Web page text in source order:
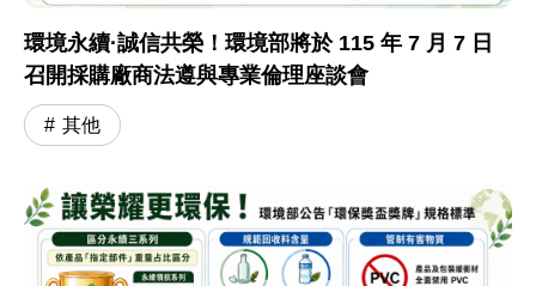
環境永續·誠信共榮！環境部將於 115 年 7 月 7 日
召開採購廠商法遵與專業倫理座談會
其他